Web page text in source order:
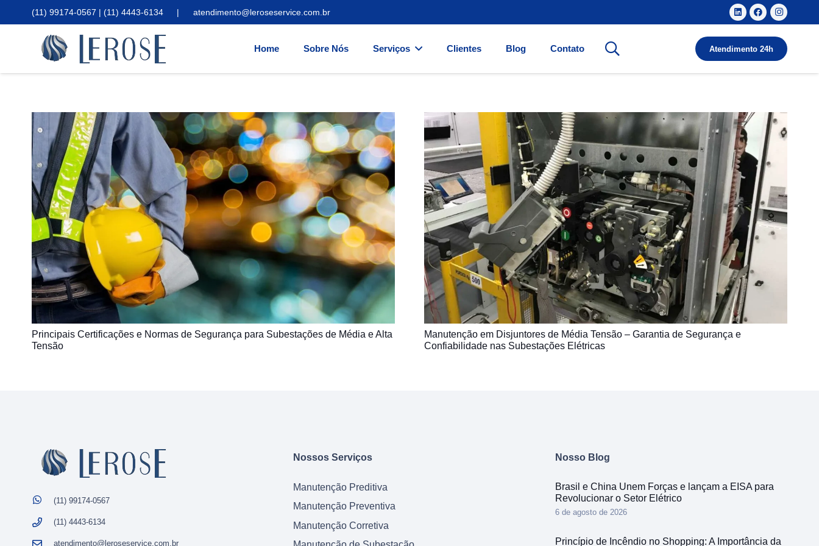
(11) 99174-0567 | (11) 4443-6134 | atendimento@leroseservice.com.br
Home Sobre Nós Serviços Clientes Blog Contato Atendimento 24h
Principais Certificações e Normas de Segurança para Subestações de Média e Alta
Tensão
Manutenção em Disjuntores de Média Tensão – Garantia de Segurança e
Confiabilidade nas Subestações Elétricas
(11) 99174-0567
(11) 4443-6134
atendimento@leroseservice.com.br
Nossos Serviços
Manutenção Preditiva
Manutenção Preventiva
Manutenção Corretiva
Nosso Blog
Brasil e China Unem Forças e lançam a EISA para
Revolucionar o Setor Elétrico
6 de agosto de 2026
Princípio de Incêndio no Shopping: A Importância da